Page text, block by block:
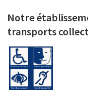
Introduction
Notre
transports